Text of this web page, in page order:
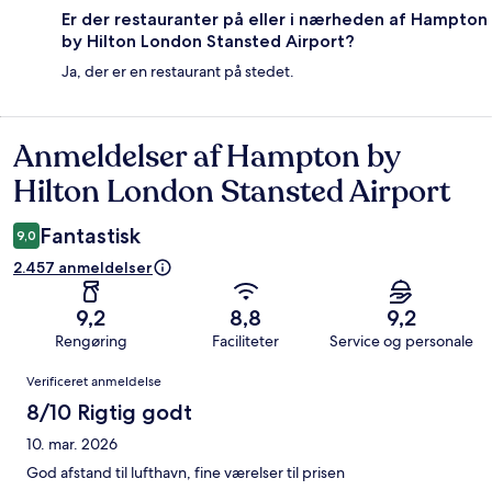
Er der restauranter på eller i nærheden af Hampton
by Hilton London Stansted Airport?
Ja, der er en restaurant på stedet.
Anmeldelser
Anmeldelser af Hampton by
Hilton London Stansted Airport
9,0 Fantastisk
2.457 anmeldelser
9,2
Rengøring
8,8
Faciliteter
9,2
Service og personale
Anmeldelser
Verificeret anmeldelse
8/10 Rigtig godt
10. mar. 2026
God afstand til lufthavn, fine værelser til prisen